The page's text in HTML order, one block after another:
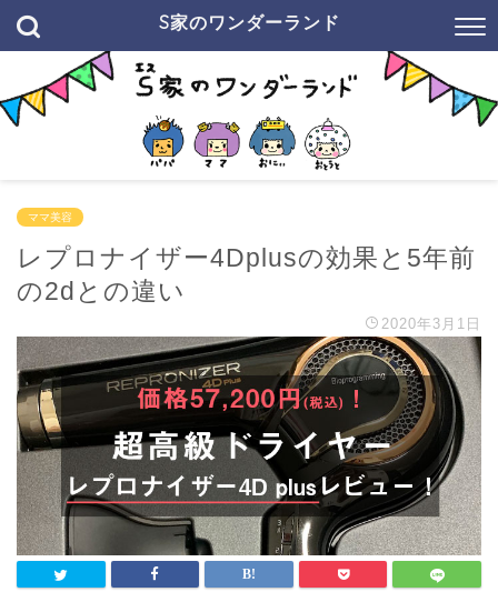
S家のワンダーランド
ママ美容
レプロナイザー4Dplusの効果と5年前
の2dとの違い
2020年3月1日